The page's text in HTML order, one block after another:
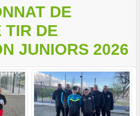
DE
TIR DE
JUNIORS 2026